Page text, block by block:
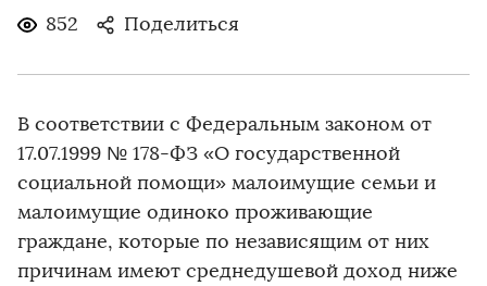
852 Поделиться
В соответствии с Федеральным законом от
17.07.1999 № 178-ФЗ «О государственной
социальной помощи» малоимущие семьи и
малоимущие одиноко проживающие
граждане, которые по независящим от них
причинам имеют среднедушевой доход ниже